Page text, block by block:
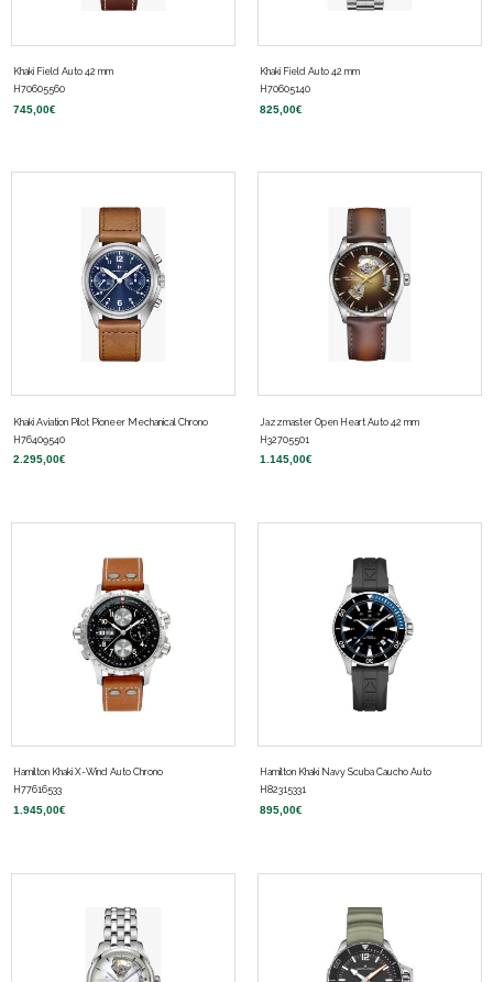
Khaki Field Auto 42 mm
H70605560
745,00€
Khaki Field Auto 42 mm
H70605140
825,00€
Khaki Aviation Pilot Pioneer Mechanical Chrono
H76409540
2.295,00€
Jazzmaster Open Heart Auto 42 mm
H32705501
1.145,00€
Hamilton Khaki X-Wind Auto Chrono
H77616533
1.945,00€
Hamilton Khaki Navy Scuba Caucho Auto
H82315331
895,00€